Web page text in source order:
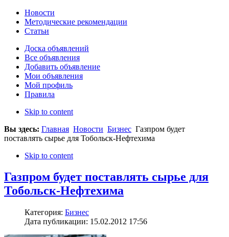
Новости
Методические рекомендации
Статьи
Доска объявлений
Все объявления
Добавить объявление
Мои объявления
Мой профиль
Правила
Skip to content
Вы здесь: Главная Новости Бизнес Газпром будет
поставлять сырье для Тобольск-Нефтехима
Skip to content
Газпром будет поставлять сырье для
Тобольск-Нефтехима
Категория: Бизнес
Дата публикации: 15.02.2012 17:56